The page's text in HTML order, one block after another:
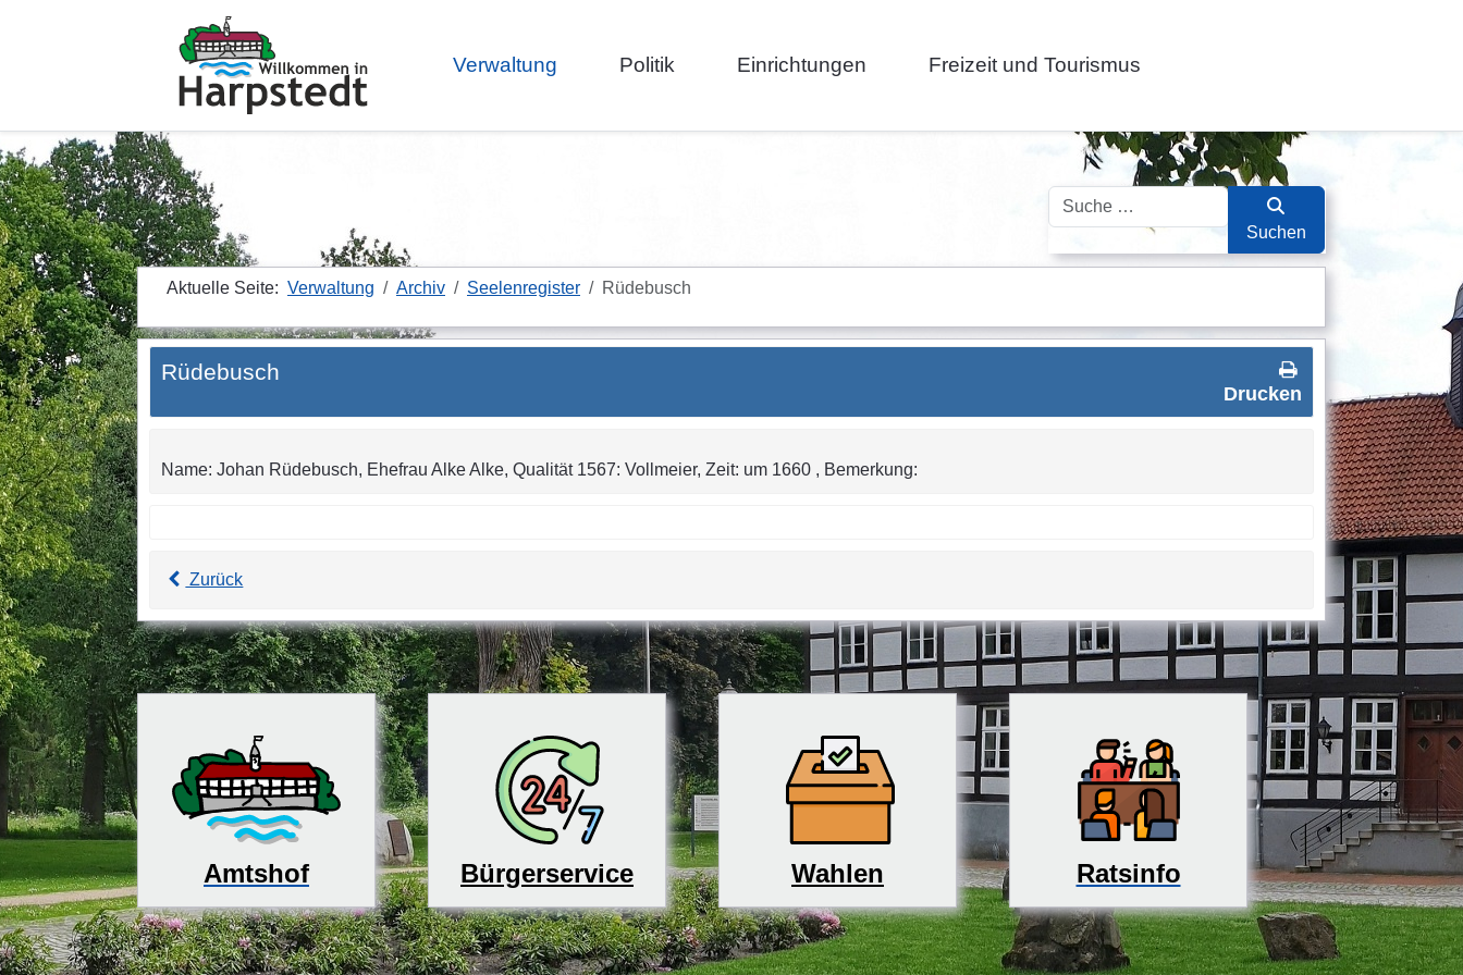
Verwaltung Politik Einrichtungen Freizeit und Tourismus
Suchen
Suchen
Aktuelle Seite: Verwaltung Archiv Seelenregister Rüdebusch
Drucken
Rüdebusch
Name: Johan Rüdebusch, Ehefrau Alke Alke, Qualität 1567: Vollmeier, Zeit: um 1660 , Bemerkung:
Zurück
Amtshof Bürgerservice Wahlen Ratsinfo